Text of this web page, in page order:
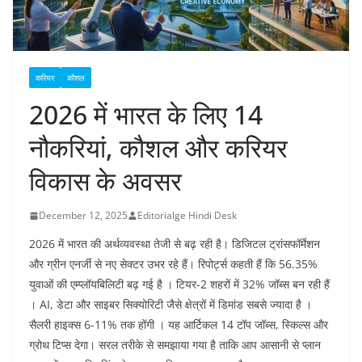
करियर कौशल
2026 में भारत के लिए 14
नौकरियां, कौशल और करियर
विकास के अवसर
December 12, 2025 Editorialge Hindi Desk
2026 में भारत की अर्थव्यवस्था तेजी से बढ़ रही है। डिजिटल ट्रांसफॉर्मेशन
और ग्रीन एनर्जी से नए सेक्टर उभर रहे हैं। रिपोर्ट्स कहती हैं कि 56.35%
युवाओं की एम्प्लॉयबिलिटी बढ़ गई है । टियर-2 शहरों में 32% जॉब्स बन रही हैं
। AI, डेटा और साइबर सिक्योरिटी जैसे क्षेत्रों में डिमांड सबसे ज्यादा है ।
सैलरी हाइक्स 6-11% तक होंगी । यह आर्टिकल 14 टॉप जॉब्स, स्किल्स और
ग्रोथ टिप्स देगा। सरल तरीके से समझाया गया है ताकि आप आसानी से प्लान